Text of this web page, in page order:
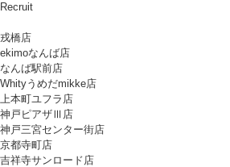
Recruit
戎橋店
ekimoなんば店
なんば駅前店
Whityうめだmikke店
上本町ユフラ店
神戸ピアザⅢ店
神戸三宮センター街店
京都寺町店
吉祥寺サンロード店